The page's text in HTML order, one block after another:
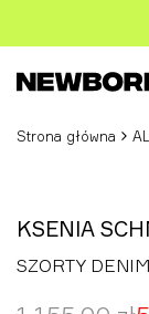
Strona główna
KSENIA
SZORTY